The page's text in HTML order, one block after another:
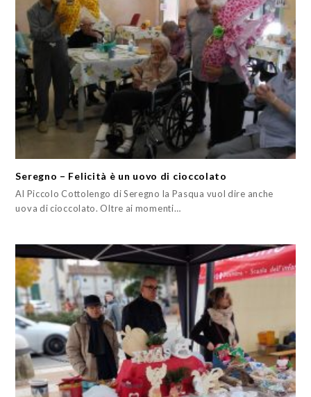
Seregno – Felicità è un uovo di cioccolato
Al Piccolo Cottolengo di Seregno la Pasqua vuol dire anche
uova di cioccolato. Oltre ai momenti…